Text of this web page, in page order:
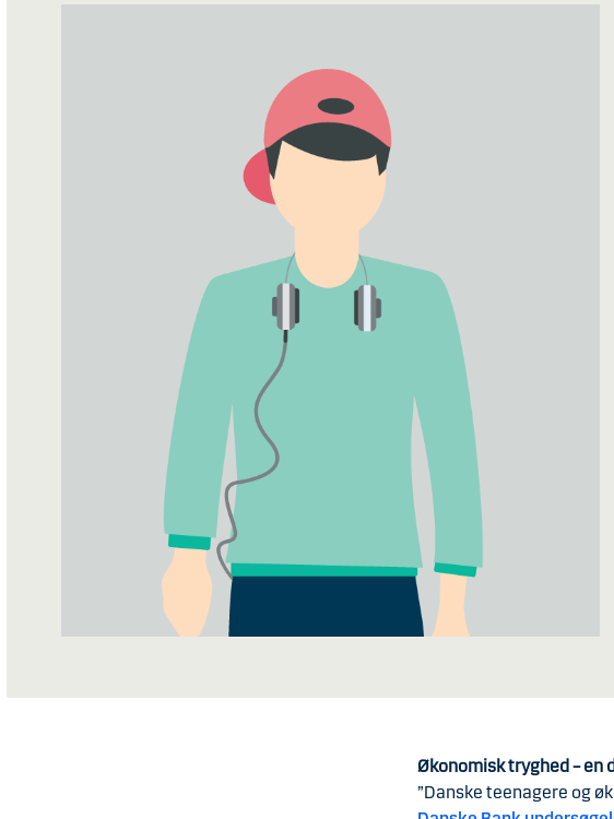
Økonomisk tryghed –
”Danske teenagere og